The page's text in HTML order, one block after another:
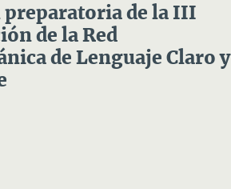
preparatoria de la III
de la Red
de Lenguaje Claro y